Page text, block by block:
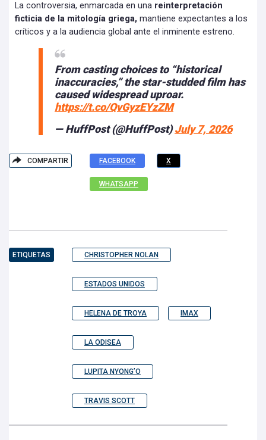
La controversia, enmarcada en una reinterpretación
ficticia de la mitología griega, mantiene expectantes a los
críticos y a la audiencia global ante el inminente estreno.
From casting choices to “historical
inaccuracies,” the star-studded film has
caused widespread uproar.
https://t.co/QvGyzEYzZM
— HuffPost (@HuffPost)July 7, 2026
COMPARTIR FACEBOOK X
WHATSAPP
ETIQUETAS CHRISTOPHER NOLAN
ESTADOS UNIDOS
HELENA DE TROYA IMAX
LA ODISEA
LUPITA NYONG’O
TRAVIS SCOTT